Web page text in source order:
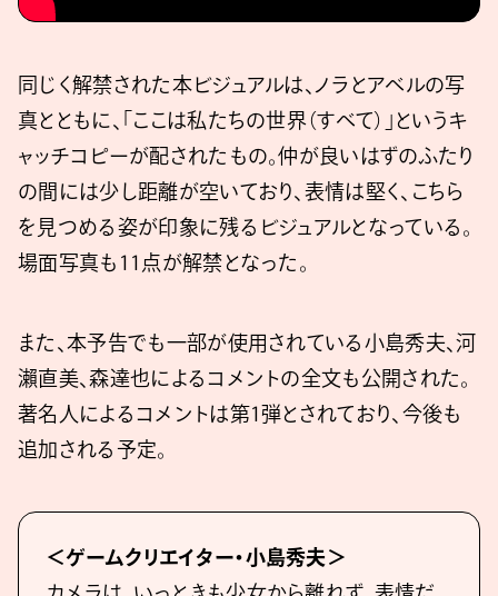
同じく解禁された本ビジュアルは、ノラとアベルの写
真とともに、「ここは私たちの世界（すべて）」というキ
ャッチコピーが配されたもの。仲が良いはずのふたり
の間には少し距離が空いており、表情は堅く、こちら
を見つめる姿が印象に残るビジュアルとなっている。
場面写真も11点が解禁となった。
また、本予告でも一部が使用されている小島秀夫、河
瀨直美、森達也によるコメントの全文も公開された。
著名人によるコメントは第1弾とされており、今後も
追加される予定。
＜ゲームクリエイター・⼩島秀夫＞